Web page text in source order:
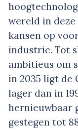
wereld in
kansen op
industrie. Tot
ambitieus om
in 2035 ligt de
lager dan in
hernieuwbaar
gestegen tot